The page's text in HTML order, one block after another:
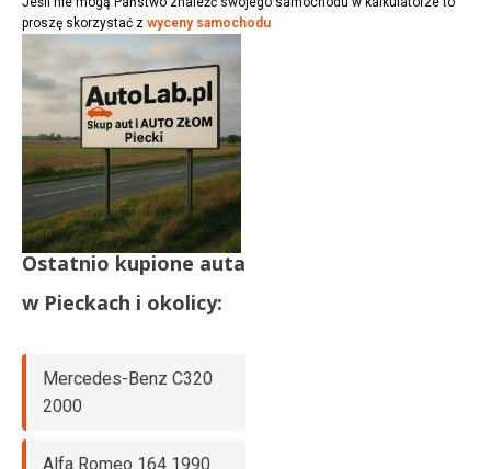
proszę skorzystać z wyceny samochodu
Ostatnio kupione auta
w Pieckach i okolicy:
Mercedes-Benz C320
2000
Alfa Romeo 164 1990